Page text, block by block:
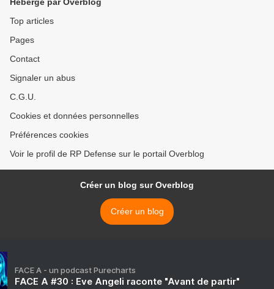
Top articles
Pages
Contact
Signaler un abus
C.G.U.
Cookies et données personnelles
Préférences cookies
Voir le profil de RP Defense sur le portail Overblog
Créer un blog sur Overblog
Créer un blog
FACE A - un podcast Purecharts
FACE A #30 : Eve Angeli raconte "Avant de partir"